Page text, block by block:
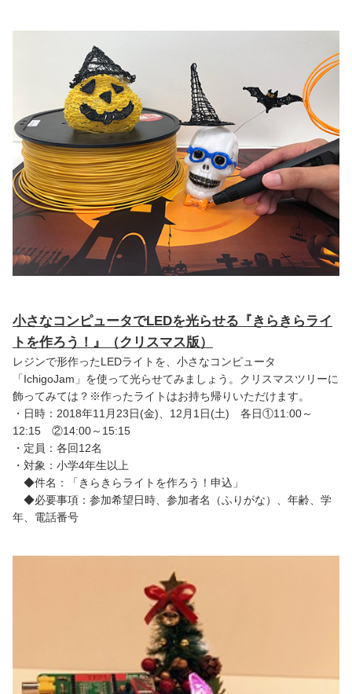
小さなコンピュータでLEDを光らせる『きらきらライ
トを作ろう！』（クリスマス版）
レジンで形作ったLEDライトを、小さなコンピュータ
「IchigoJam」を使って光らせてみましょう。クリスマスツリーに
飾ってみては？※作ったライトはお持ち帰りいただけます。
・日時：2018年11月23日(金)、12月1日(土) 各日①11:00～
12:15 ②14:00～15:15
・定員：各回12名
・対象：小学4年生以上
◆件名：「きらきらライトを作ろう！申込」
◆必要事項：参加希望日時、参加者名（ふりがな）、年齢、学
年、電話番号